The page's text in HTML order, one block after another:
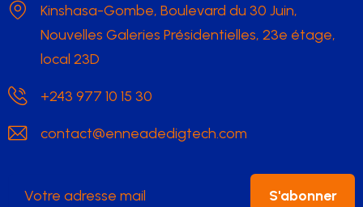
Kinshasa-Gombe, Boulevard du 30 Juin,
Nouvelles Galeries Présidentielles, 23e étage,
local 23D
+243 977 10 15 30
contact@enneadedigtech.com
S'abonner